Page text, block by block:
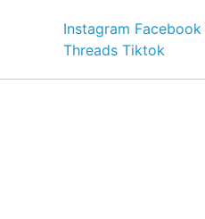
Instagram Facebook
Threads Tiktok